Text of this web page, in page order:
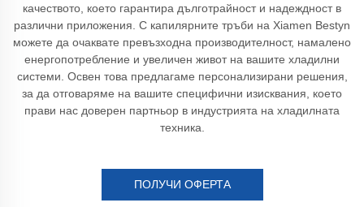
качеството, което гарантира дълготрайност и надеждност в
различни приложения. С капилярните тръби на Xiamen Bestyn
можете да очаквате превъзходна производителност, намалено
енергопотребление и увеличен живот на вашите хладилни
системи. Освен това предлагаме персонализирани решения,
за да отговаряме на вашите специфични изисквания, което
прави нас доверен партньор в индустрията на хладилната
техника.
ПОЛУЧИ ОФЕРТА